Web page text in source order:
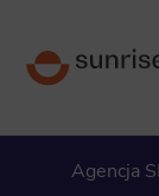
Agencja